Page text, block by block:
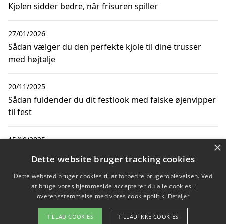
Kjolen sidder bedre, når frisuren spiller
Sådan vælger du den perfekte kjole til dine trusser
med højtalje
27/01/2026
Sådan fuldender du dit festlook med falske øjenvipper
til fest
20/11/2025
15/10/2025 ×
Dette website bruger tracking cookies
Dette websted bruger cookies til at forbedre brugeroplevelsen. Ved
at bruge vores hjemmeside accepterer du alle cookies i
overensstemmelse med vores cookiepolitik. Detaljer
TILLAD COOKIES TILLAD IKKE COOKIES